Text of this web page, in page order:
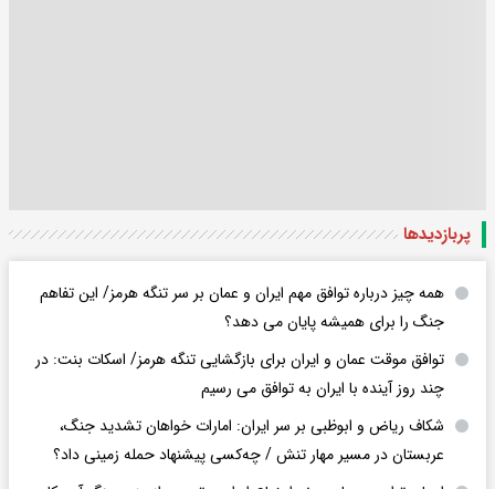
پربازدید‌ها
همه چیز درباره توافق مهم ایران و عمان بر سر تنگه هرمز/ این تفاهم
جنگ را برای همیشه پایان می دهد؟
توافق موقت عمان و ایران برای بازگشایی تنگه هرمز/ اسکات بنت: در
چند روز آینده با ایران به توافق می رسیم
شکاف ریاض و ابوظبی بر سر ایران: امارات خواهان تشدید جنگ،
عربستان در مسیر مهار تنش / چه‌کسی پیشنهاد حمله زمینی داد؟